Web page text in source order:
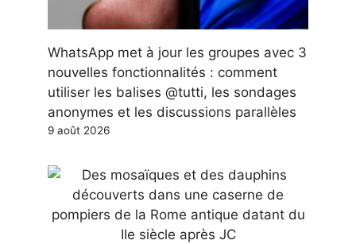
WhatsApp met à jour les groupes avec 3
nouvelles fonctionnalités : comment
utiliser les balises @tutti, les sondages
anonymes et les discussions parallèles
9 août 2026